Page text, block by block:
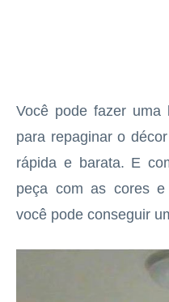
Você pode fazer uma
para repaginar o
rápida e barata. E
peça com as cores
você pode conseguir